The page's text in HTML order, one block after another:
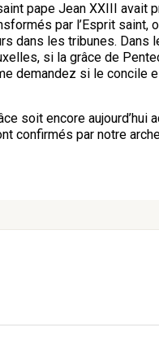
pape Jean XXIII
par l’Esprit saint,
les tribunes. Dans
si la grâce de
demandez si le concile
soit encore
par notre